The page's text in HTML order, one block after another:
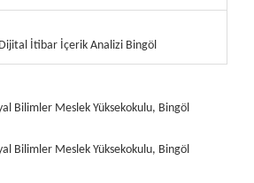
İtibar İçerik Analizi Bingöl
Bilimler Meslek Yüksekokulu, Bingöl
Bilimler Meslek Yüksekokulu, Bingöl